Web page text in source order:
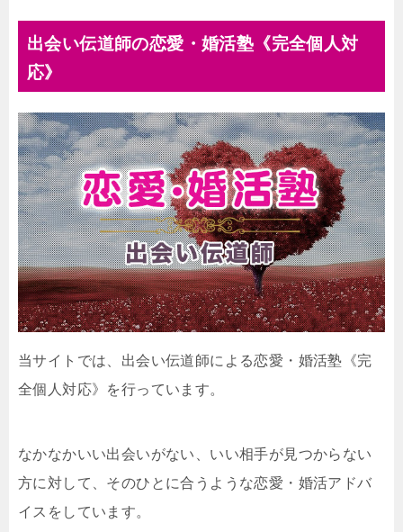
出会い伝道師の恋愛・婚活塾《完全個人対
応》
当サイトでは、出会い伝道師による恋愛・婚活塾《完
全個人対応》を行っています。
なかなかいい出会いがない、いい相手が見つからない
方に対して、そのひとに合うような恋愛・婚活アドバ
イスをしています。